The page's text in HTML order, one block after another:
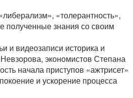
«толерантность»,
полученные знания со своим
и видеозаписи историка и
экономистов Степана
начала приступов «ажтрисет»
и ускорение процесса